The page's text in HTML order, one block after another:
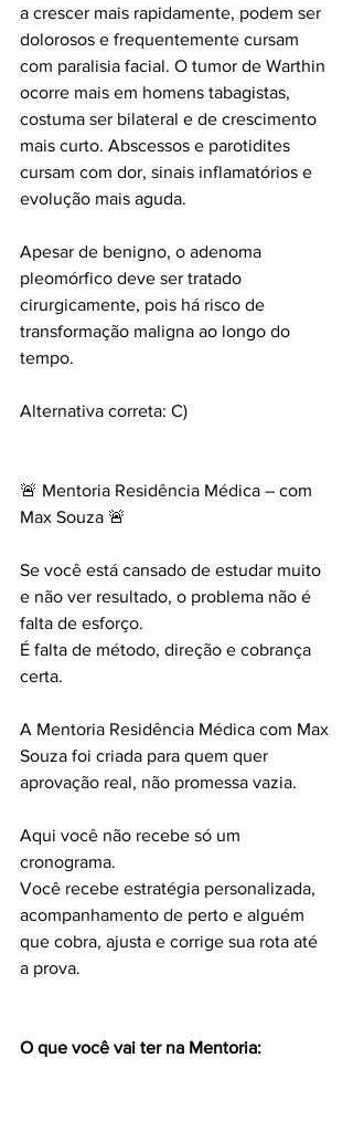
a crescer mais rapidamente, podem ser
dolorosos e frequentemente cursam
com paralisia facial. O tumor de Warthin
ocorre mais em homens tabagistas,
costuma ser bilateral e de crescimento
mais curto. Abscessos e parotidites
cursam com dor, sinais inflamatórios e
evolução mais aguda.
Apesar de benigno, o adenoma
pleomórfico deve ser tratado
cirurgicamente, pois há risco de
transformação maligna ao longo do
tempo.
Alternativa correta: C)
🚨 Mentoria Residência Médica – com
Max Souza 🚨
Se você está cansado de estudar muito
e não ver resultado, o problema não é
falta de esforço.
É falta de método, direção e cobrança
certa.
A Mentoria Residência Médica com Max
Souza foi criada para quem quer
aprovação real, não promessa vazia.
Aqui você não recebe só um
cronograma.
Você recebe estratégia personalizada,
acompanhamento de perto e alguém
que cobra, ajusta e corrige sua rota até
a prova.
O que você vai ter na Mentoria: